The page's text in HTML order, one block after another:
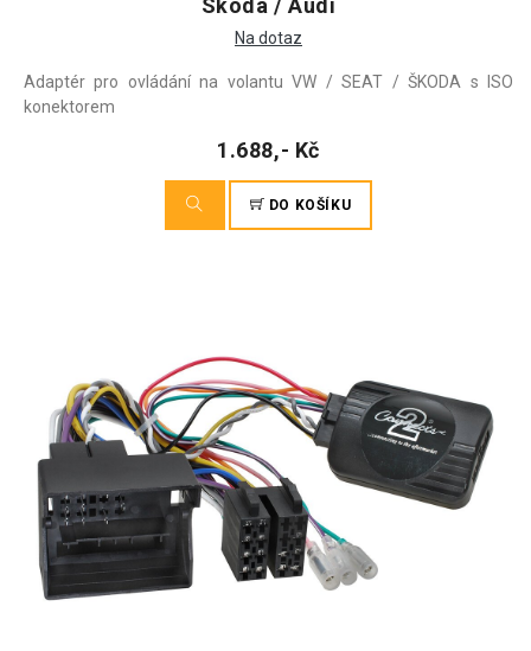
Skoda / Audi
Na dotaz
Adaptér pro ovládání na volantu VW / SEAT / ŠKODA s ISO
konektorem
1.688,- Kč
DO KOŠÍKU